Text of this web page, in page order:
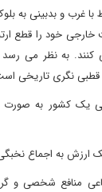
با غرب و بدبینی به
خارجی خود را قطع
کنند. به نظر می
قطبی نگری تاریخی
یک کشور به
یک ارزش به اجماع
منافع شخصی و